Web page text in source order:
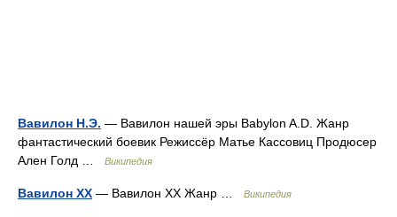
Вавилон Н.Э. — Вавилон нашей эры Babylon A.D. Жанр
фантастический боевик Режиссёр Матье Кассовиц Продюсер
Ален Голд …
Википедия
Вавилон XX — Вавилон ХХ Жанр … Википедия